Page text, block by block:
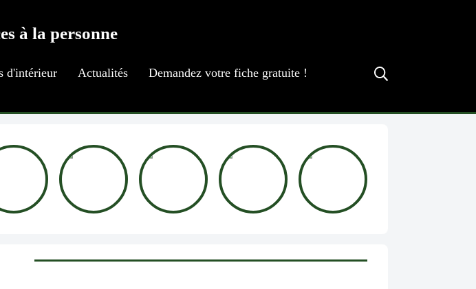
à la personne
d'intérieur Actualités Demandez votre fiche gratuite !